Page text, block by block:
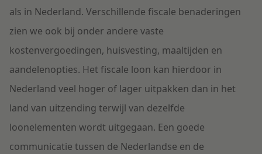
als in Nederland. Verschillende fiscale benaderingen
zien we ook bij onder andere vaste
kostenvergoedingen, huisvesting, maaltijden en
aandelenopties. Het fiscale loon kan hierdoor in
Nederland veel hoger of lager uitpakken dan in het
land van uitzending terwijl van dezelfde
loonelementen wordt uitgegaan. Een goede
communicatie tussen de Nederlandse en de